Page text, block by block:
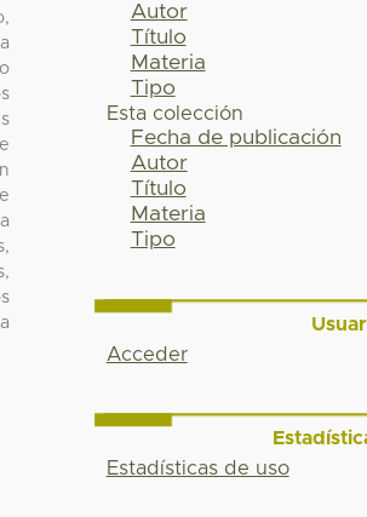
Autor
Título
Materia
Tipo
Esta colección
Fecha de publicación
Autor
Título
Materia
Tipo
Acceder
Estadísticas de uso